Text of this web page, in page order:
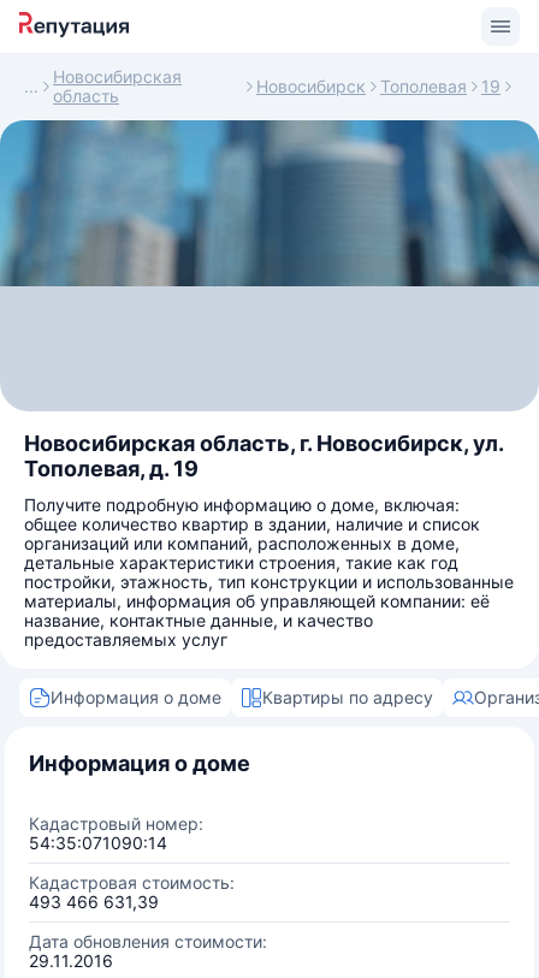
Новосибирская
область
Новосибирск Тополевая 19
Новосибирская область, г. Новосибирск, ул.
Тополевая, д. 19
Получите подробную информацию о доме, включая:
общее количество квартир в здании, наличие и список
организаций или компаний, расположенных в доме,
детальные характеристики строения, такие как год
постройки, этажность, тип конструкции и использованные
материалы, информация об управляющей компании: её
название, контактные данные, и качество
предоставляемых услуг
Информация о доме Квартиры по адресу
Информация о доме
Кадастровый номер:
54:35:071090:14
Кадастровая стоимость:
493 466 631,39
Дата обновления стоимости:
29.11.2016